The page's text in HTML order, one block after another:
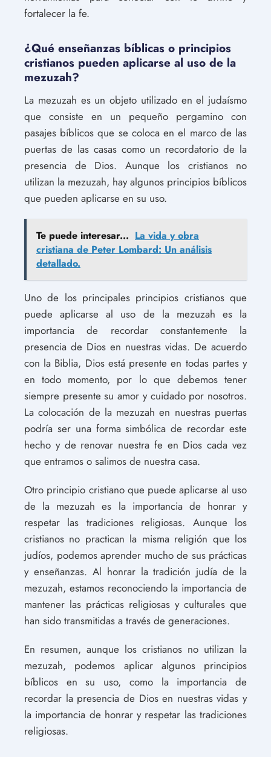
fortalecer la fe.
¿Qué enseñanzas bíblicas o principios
cristianos pueden aplicarse al uso de la
mezuzah?
La mezuzah es un objeto utilizado en el judaísmo
que consiste en un pequeño pergamino con
pasajes bíblicos que se coloca en el marco de las
puertas de las casas como un recordatorio de la
presencia de Dios. Aunque los cristianos no
utilizan la mezuzah, hay algunos principios bíblicos
que pueden aplicarse en su uso.
Te puede interesar... La vida y obra
cristiana de Peter Lombard: Un análisis
detallado.
Uno de los principales principios cristianos que
puede aplicarse al uso de la mezuzah es la
importancia de recordar constantemente la
presencia de Dios en nuestras vidas. De acuerdo
con la Biblia, Dios está presente en todas partes y
en todo momento, por lo que debemos tener
siempre presente su amor y cuidado por nosotros.
La colocación de la mezuzah en nuestras puertas
podría ser una forma simbólica de recordar este
hecho y de renovar nuestra fe en Dios cada vez
que entramos o salimos de nuestra casa.
Otro principio cristiano que puede aplicarse al uso
de la mezuzah es la importancia de honrar y
respetar las tradiciones religiosas. Aunque los
cristianos no practican la misma religión que los
judíos, podemos aprender mucho de sus prácticas
y enseñanzas. Al honrar la tradición judía de la
mezuzah, estamos reconociendo la importancia de
mantener las prácticas religiosas y culturales que
han sido transmitidas a través de generaciones.
En resumen, aunque los cristianos no utilizan la
mezuzah, podemos aplicar algunos principios
bíblicos en su uso, como la importancia de
recordar la presencia de Dios en nuestras vidas y
la importancia de honrar y respetar las tradiciones
religiosas.